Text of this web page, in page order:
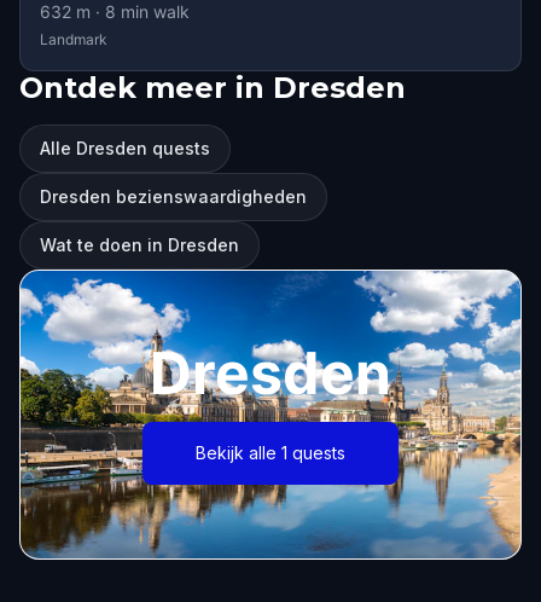
632 m · 8 min walk
Landmark
Ontdek meer in Dresden
Alle Dresden quests
Dresden bezienswaardigheden
Wat te doen in Dresden
Dresden
Bekijk alle 1 quests